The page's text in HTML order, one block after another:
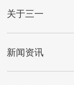
关于三一
新闻资讯